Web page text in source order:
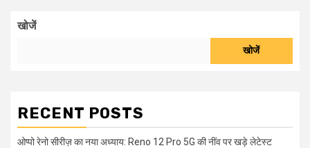
खोजें
खोजें
RECENT POSTS
ओप्पो रेनो सीरीज़ का नया अध्याय: Reno 12 Pro 5G की नींव पर खड़े लेटेस्ट